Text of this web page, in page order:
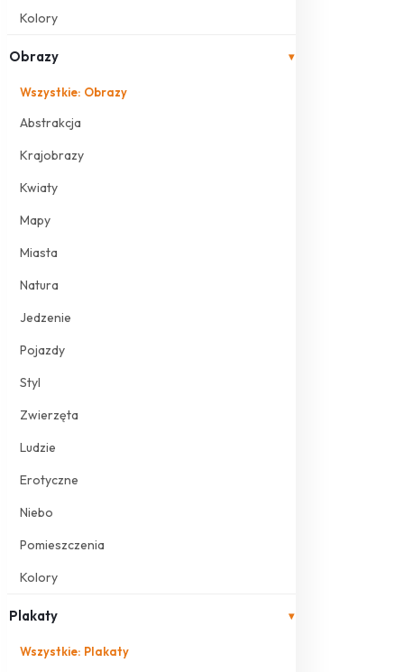
Kolory
Obrazy ▾
Wszystkie: Obrazy
Abstrakcja
Krajobrazy
Kwiaty
Mapy
Miasta
Natura
Jedzenie
Pojazdy
Styl
Zwierzęta
Ludzie
Erotyczne
Niebo
Pomieszczenia
Kolory
Plakaty ▾
Wszystkie: Plakaty